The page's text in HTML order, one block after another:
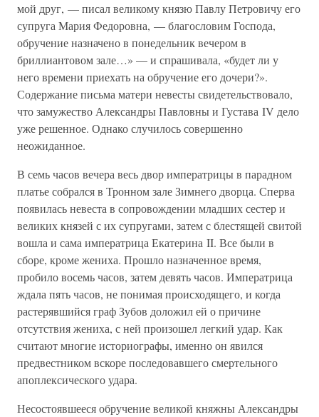
мой друг, — писал великому князю Павлу Петровичу его
супруга Мария Федоровна, — благословим Господа,
обручение назначено в понедельник вечером в
бриллиантовом зале…» — и спрашивала, «будет ли у
него времени приехать на обручение его дочери?».
Содержание письма матери невесты свидетельствовало,
что замужество Александры Павловны и Густава IV дело
уже решенное. Однако случилось совершенно
неожиданное.
В семь часов вечера весь двор императрицы в парадном
платье собрался в Тронном зале Зимнего дворца. Сперва
появилась невеста в сопровождении младших сестер и
великих князей с их супругами, затем с блестящей свитой
вошла и сама императрица Екатерина II. Все были в
сборе, кроме жениха. Прошло назначенное время,
пробило восемь часов, затем девять часов. Императрица
ждала пять часов, не понимая происходящего, и когда
растерявшийся граф Зубов доложил ей о причине
отсутствия жениха, с ней произошел легкий удар. Как
считают многие историографы, именно он явился
предвестником вскоре последовавшего смертельного
апоплексического удара.
Несостоявшееся обручение великой княжны Александры